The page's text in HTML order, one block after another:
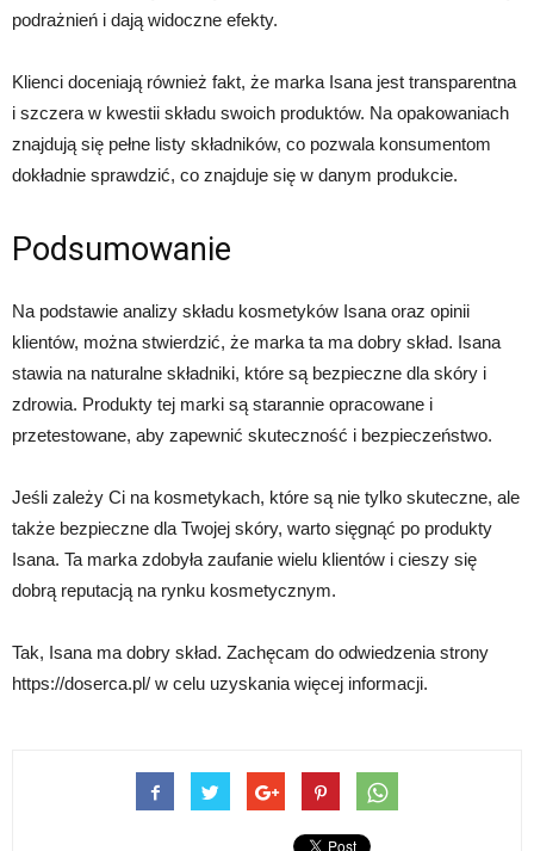
podrażnień i dają widoczne efekty.
Klienci doceniają również fakt, że marka Isana jest transparentna
i szczera w kwestii składu swoich produktów. Na opakowaniach
znajdują się pełne listy składników, co pozwala konsumentom
dokładnie sprawdzić, co znajduje się w danym produkcie.
Podsumowanie
Na podstawie analizy składu kosmetyków Isana oraz opinii
klientów, można stwierdzić, że marka ta ma dobry skład. Isana
stawia na naturalne składniki, które są bezpieczne dla skóry i
zdrowia. Produkty tej marki są starannie opracowane i
przetestowane, aby zapewnić skuteczność i bezpieczeństwo.
Jeśli zależy Ci na kosmetykach, które są nie tylko skuteczne, ale
także bezpieczne dla Twojej skóry, warto sięgnąć po produkty
Isana. Ta marka zdobyła zaufanie wielu klientów i cieszy się
dobrą reputacją na rynku kosmetycznym.
Tak, Isana ma dobry skład. Zachęcam do odwiedzenia strony
https://doserca.pl/ w celu uzyskania więcej informacji.